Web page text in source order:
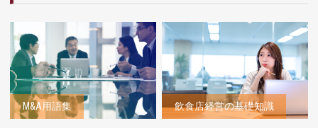
M&A用語集 飲食店経営の基礎知識